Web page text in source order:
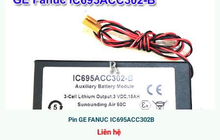
Pin GE FANUC IC695ACC302B
Liên hệ